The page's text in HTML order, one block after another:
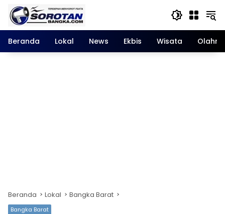
Langsung
konten
Beranda
Lokal News Ekbis Wisata
Beranda Lokal Bangka Barat
Bangka Barat